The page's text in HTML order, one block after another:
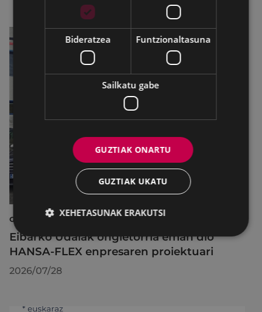
GARAPEN EKONOMIKOA, ENPLEGUA ETA BERRIKUNTZA
Eibarko Udalak ongietorria eman dio
HANSA-FLEX enpresaren proiektuari
2026/07/28
Bideratzea Funtzionaltasuna
Sailkatu gabe
GUZTIAK ONARTU
GUZTIAK UKATU
XEHETASUNAK ERAKUTSI